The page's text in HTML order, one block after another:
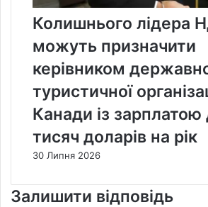
Колишнього лідера
можуть призначити
керівником
туристичної
Канади із
тисяч доларів на рік
30 Липня 2026
Залишити відповідь